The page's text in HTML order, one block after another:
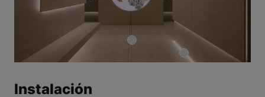
Instalación